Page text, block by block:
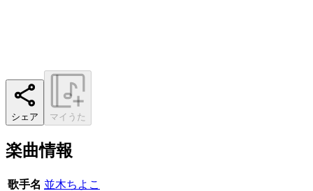
シェア マイうた
楽曲情報
歌手名 並木ちよこ